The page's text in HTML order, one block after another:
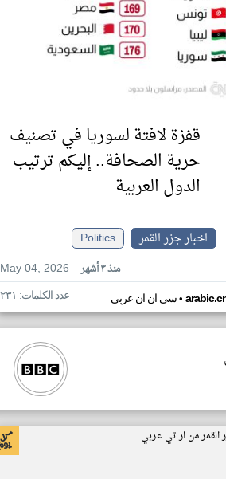
قفزة لافتة لسوريا في تصنيف
حرية الصحافة.. إليكم ترتيب
الدول العربية
اخبار جزر القمر
Politics
May 04, 2026
منذ ٣ أشهر
سي ان ان عربي• عدد الكلمات: ٢٣١
القمر من ار تي عربي